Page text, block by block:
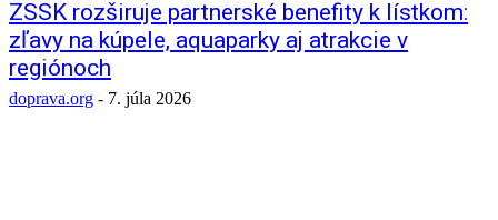
ZSSK rozširuje partnerské benefity k lístkom:
zľavy na kúpele, aquaparky aj atrakcie v
regiónoch
doprava.org - 7. júla 2026